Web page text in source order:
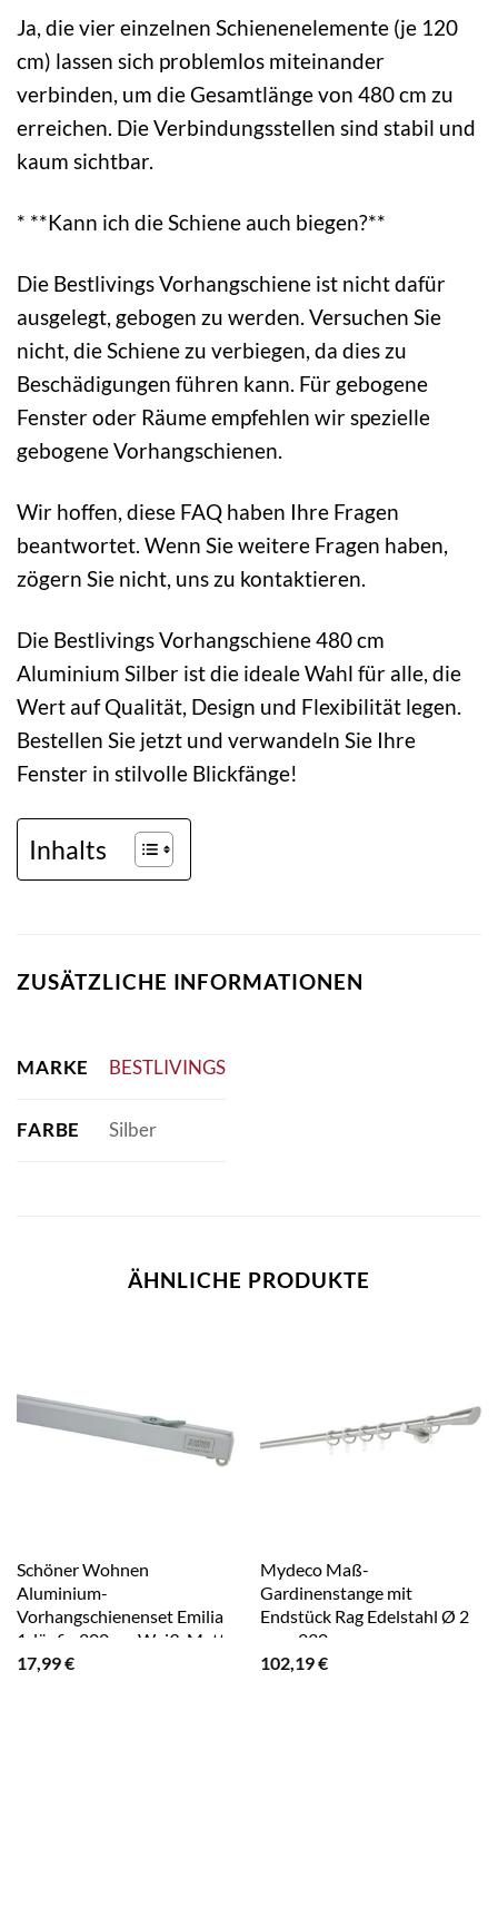
Ja, die vier einzelnen Schienenelemente (je 120
cm) lassen sich problemlos miteinander
verbinden, um die Gesamtlänge von 480 cm zu
erreichen. Die Verbindungsstellen sind stabil und
kaum sichtbar.
* **Kann ich die Schiene auch biegen?**
Die Bestlivings Vorhangschiene ist nicht dafür
ausgelegt, gebogen zu werden. Versuchen Sie
nicht, die Schiene zu verbiegen, da dies zu
Beschädigungen führen kann. Für gebogene
Fenster oder Räume empfehlen wir spezielle
gebogene Vorhangschienen.
Wir hoffen, diese FAQ haben Ihre Fragen
beantwortet. Wenn Sie weitere Fragen haben,
zögern Sie nicht, uns zu kontaktieren.
Die Bestlivings Vorhangschiene 480 cm
Aluminium Silber ist die ideale Wahl für alle, die
Wert auf Qualität, Design und Flexibilität legen.
Bestellen Sie jetzt und verwandeln Sie Ihre
Fenster in stilvolle Blickfänge!
Inhalts
ZUSÄTZLICHE INFORMATIONEN
MARKE BESTLIVINGS
FARBE Silber
ÄHNLICHE PRODUKTE
Schöner Wohnen
Aluminium-
Vorhangschienenset Emilia
1-läufig 200 cm Weiß-Matt
17,99€
Mydeco Maß-
Gardinenstange mit
Endstück Rag Edelstahl Ø 2
cm x 230 cm
102,19€